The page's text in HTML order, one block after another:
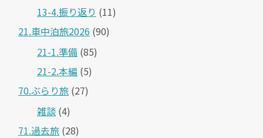
13-4.振り返り (11)
21.車中泊旅2026 (90)
21-1.準備 (85)
21-2.本編 (5)
70.ぶらり旅 (27)
雑談 (4)
71.過去旅 (28)